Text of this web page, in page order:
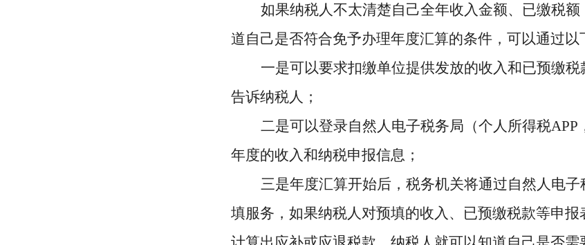
如果纳税人不太清楚自己全年收入金额、已缴税
道自己是否符合免予办理年度汇算的条件，可以通过以
一是可以要求扣缴单位提供发放的收入和已预缴
告诉纳税人；
二是可以登录自然人电子税务局（个人所得税APP
年度的收入和纳税申报信息；
三是年度汇算开始后，税务机关将通过自然人电
填服务，如果纳税人对预填的收入、已预缴税款等申